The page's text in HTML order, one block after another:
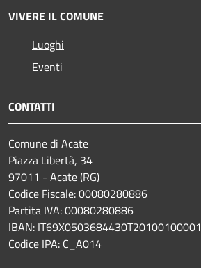
VIVERE IL COMUNE
Luoghi
Eventi
CONTATTI
Comune di Acate
Piazza Libertà, 34
97011 - Acate (RG)
Codice Fiscale: 00080280886
Partita IVA: 00080280886
IBAN: IT69X0503684430T20100100001
Codice IPA: C_A014